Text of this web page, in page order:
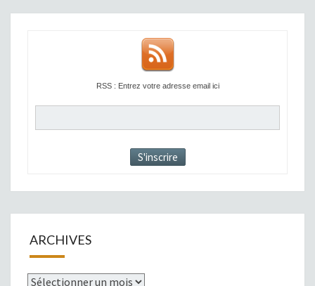
RSS : Entrez votre adresse email ici
ARCHIVES
Archives